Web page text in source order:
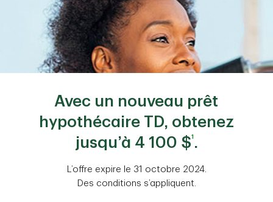
Avec un nouveau prêt
hypothécaire TD, obtenez
jusqu’à 4 100 $1 .
L’offre expire le 31 octobre 2024.
Des conditions s’appliquent.